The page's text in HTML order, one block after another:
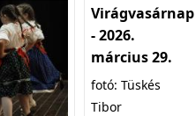
Virágvasárnap
- 2026.
március 29.
fotó: Tüskés
Tibor